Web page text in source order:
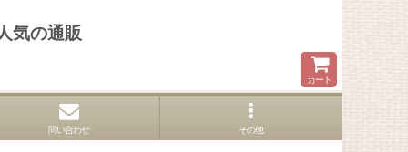
気の通販
カート
問い合わせ その他